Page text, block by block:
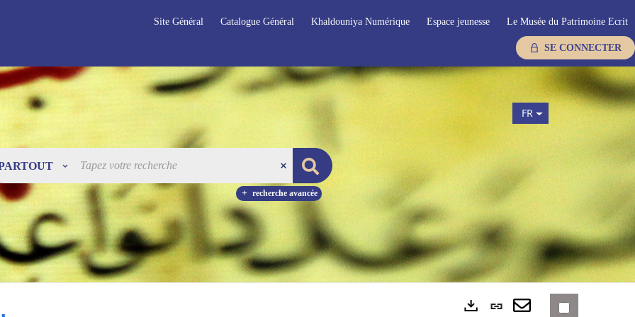
Site Général Catalogue Général Khaldouniya Numérique Espace jeunesse Le Musée du Patrimoine Ecrit
SE CONNECTER
recherche avancée
FR
Lien